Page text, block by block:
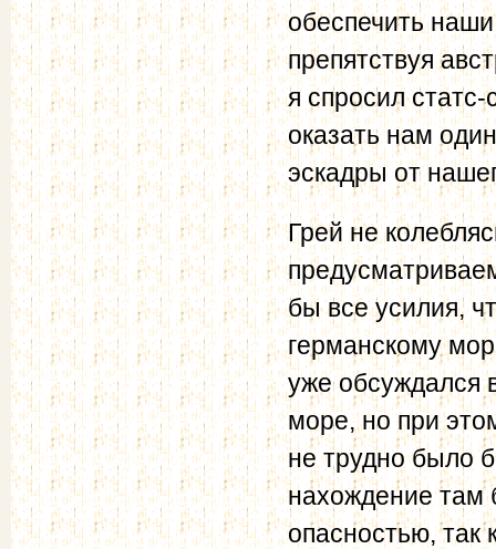
обеспечить
препятствуя
я спросил
оказать нам
эскадры от
Грей не
бы все усилия,
германскому
уже обсуждался
море, но при
не трудно было
нахождение там
опасностью, так